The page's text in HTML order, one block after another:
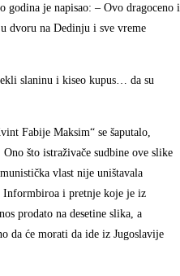
je napisao: – Ovo dragoceno i
dvoru na Dedinju i sve vreme
slaninu i kiseo kupus… da su
Fabije Maksim“ se šaputalo,
što istraživače sudbine ove slike
vlast nije uništavala
Informbiroa i pretnje koje je iz
prodato na desetine slika, a
da će morati da ide iz Jugoslavije